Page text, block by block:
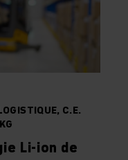
C.E.
Li-ion de